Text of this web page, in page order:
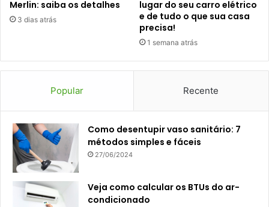
Merlin: saiba os detalhes
3 dias atrás
lugar do seu carro elétrico
e de tudo o que sua casa
precisa!
1 semana atrás
Popular Recente
Como desentupir vaso sanitário: 7
métodos simples e fáceis
27/06/2024
Veja como calcular os BTUs do ar-
condicionado